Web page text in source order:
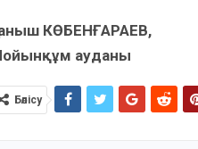
КӨБЕНҒАРАЕВ,
ауданы
Бөлісу